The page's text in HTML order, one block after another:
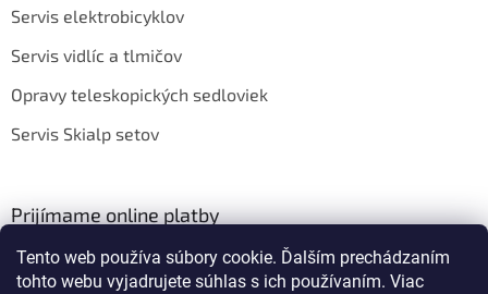
Tento web používa súbory cookie. Ďalším prechádzaním
tohto webu vyjadrujete súhlas s ich používaním. Viac
Servis elektrobicyklov
Servis vidlíc a tlmičov
Opravy teleskopických sedloviek
Servis Skialp setov
Prijímame online platby